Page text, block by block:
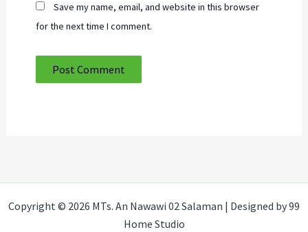
Save my name, email, and website in this browser
for the next time I comment.
Copyright © 2026 MTs. An Nawawi 02 Salaman | Designed by 99
Home Studio